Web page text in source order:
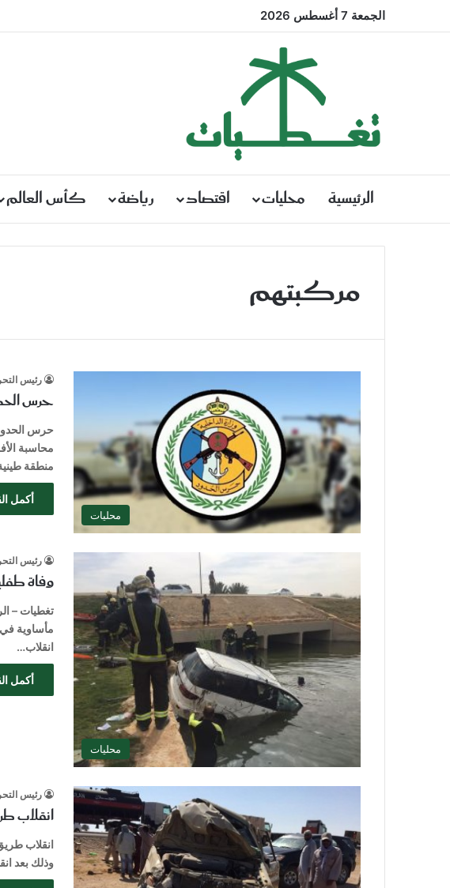
الجمعة 7 أغسطس 2026
الرئيسية محليات اقتصاد رياضة كأس العالم
مركبتهم
محليات
رئيس
حرس
حرس
محاسبة
منطقة
أكمل
محليات
رئيس
وفاة
تغطيات –
مأساوية
انقلاب…
أكمل
رئيس
انقلاب طريق
وذلك بعد